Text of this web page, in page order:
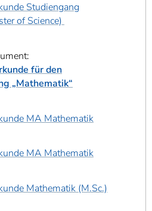
Studiengang
of Science)
für den
„Mathematik“
MA Mathematik
MA Mathematik
Mathematik (M.Sc.)